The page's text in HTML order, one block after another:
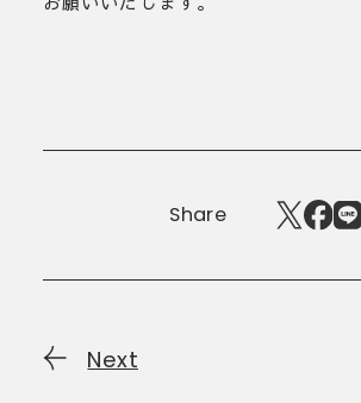
Share
Next